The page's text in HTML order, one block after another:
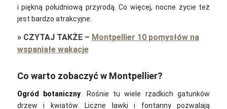
i piękną południową przyrodą. Co więcej, nocne życie też
jest bardzo atrakcyjne.
» CZYTAJ TAKŻE– Montpellier 10 pomysłów na
wspaniałe wakacje
Co warto zobaczyć w Montpellier?
Ogród botaniczny . Rośnie tu wiele rzadkich gatunków
drzew i kwiatów. Liczne ławki i fontanny pozwalają